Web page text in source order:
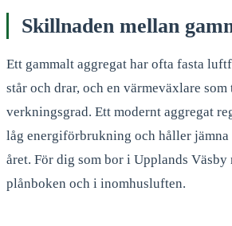
Skillnaden mellan
Ett gammalt aggregat har ofta fasta
står och drar, och en värmeväxlare som
verkningsgrad. Ett modernt aggregat
låg energiförbrukning och håller
året. För dig som bor i Upplands Väsby
plånboken och i inomhusluften.